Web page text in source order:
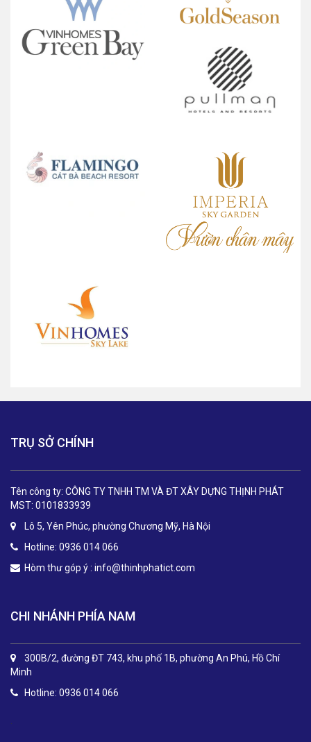
TRỤ SỞ CHÍNH
Tên công ty: CÔNG TY TNHH TM VÀ ĐT XÂY DỰNG THỊNH PHÁT
MST: 0101833939
Lô 5, Yên Phúc, phường Chương Mỹ, Hà Nội
Hotline: 0936 014 066
Hòm thư góp ý : info@thinhphatict.com
CHI NHÁNH PHÍA NAM
300B/2, đường ĐT 743, khu phố 1B, phường An Phú, Hồ Chí
Minh
Hotline: 0936 014 066